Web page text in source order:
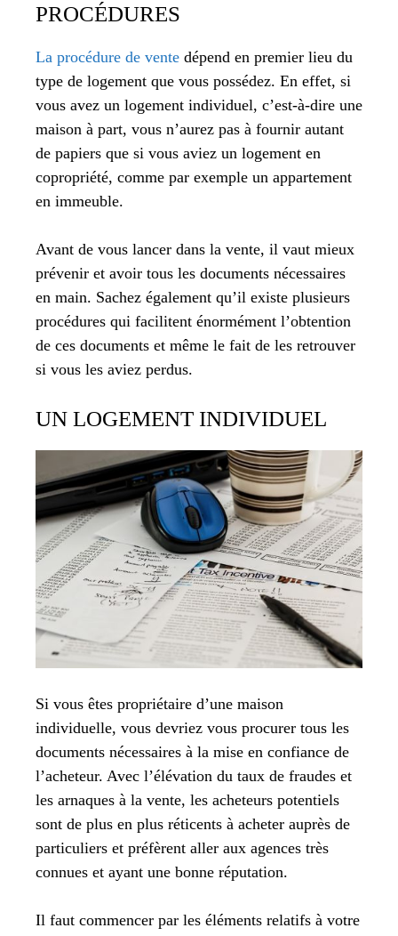
PROCÉDURES
La procédure de vente dépend en premier lieu du
type de logement que vous possédez. En effet, si
vous avez un logement individuel, c’est-à-dire une
maison à part, vous n’aurez pas à fournir autant
de papiers que si vous aviez un logement en
copropriété, comme par exemple un appartement
en immeuble.
Avant de vous lancer dans la vente, il vaut mieux
prévenir et avoir tous les documents nécessaires
en main. Sachez également qu’il existe plusieurs
procédures qui facilitent énormément l’obtention
de ces documents et même le fait de les retrouver
si vous les aviez perdus.
UN LOGEMENT INDIVIDUEL
Si vous êtes propriétaire d’une maison
individuelle, vous devriez vous procurer tous les
documents nécessaires à la mise en confiance de
l’acheteur. Avec l’élévation du taux de fraudes et
les arnaques à la vente, les acheteurs potentiels
sont de plus en plus réticents à acheter auprès de
particuliers et préfèrent aller aux agences très
connues et ayant une bonne réputation.
Il faut commencer par les éléments relatifs à votre